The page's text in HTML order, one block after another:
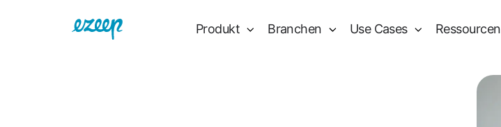
Produkt Branchen Use Cases Ressourcen